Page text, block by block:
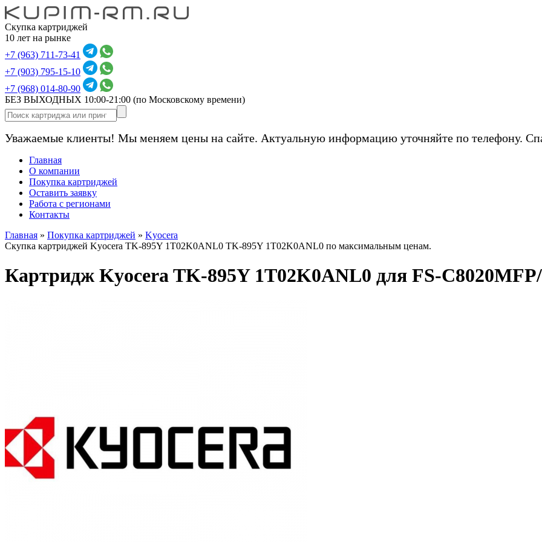
Скупка картриджей
10 лет на рынке
+7 (963) 711-73-41
+7 (903) 795-15-10
+7 (968) 014-80-90
БЕЗ ВЫХОДНЫХ 10:00-21:00 (по Московскому времени)
Уважаемые клиенты! Мы меняем цены на сайте. Актуальную информацию уточняйте по телефону.
Главная
О компании
Покупка картриджей
Оставить заявку
Работа с регионами
Контакты
Главная » Покупка картриджей » Kyocera
Скупка картриджей Kyocera TK-895Y 1T02K0ANL0 TK-895Y 1T02K0ANL0 по максимальным ценам.
Картридж Kyocera TK-895Y 1T02K0ANL0 для FS-